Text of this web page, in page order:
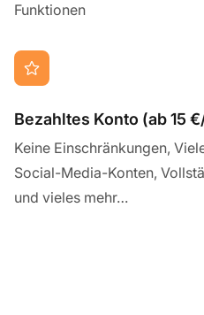
Funktionen
Bezahltes Konto (ab 15
Keine Einschränkungen,
Social-Media-Konten,
und vieles mehr…